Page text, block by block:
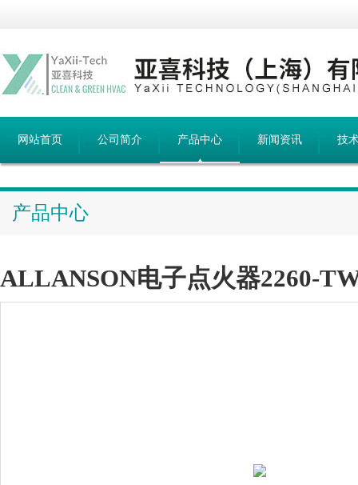
网站首页 公司简介 产品中心 新闻资讯 技
产品中心
ALLANSON电子点火器2260-